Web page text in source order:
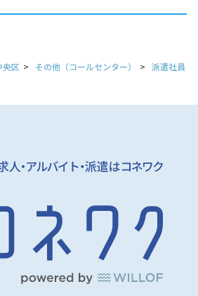
央区 その他（コールセンター）
派遣社員